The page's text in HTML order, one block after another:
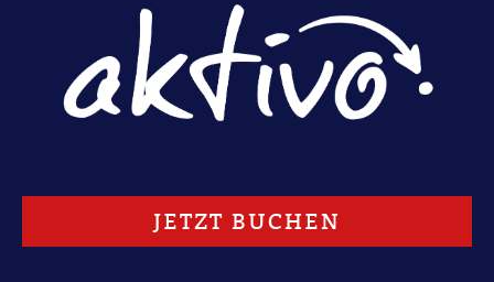
JETZT BUCHEN